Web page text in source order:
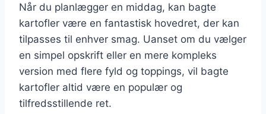
Når du planlægger en middag, kan bagte
kartofler være en fantastisk hovedret, der kan
tilpasses til enhver smag. Uanset om du vælger
en simpel opskrift eller en mere kompleks
version med flere fyld og toppings, vil bagte
kartofler altid være en populær og
tilfredsstillende ret.